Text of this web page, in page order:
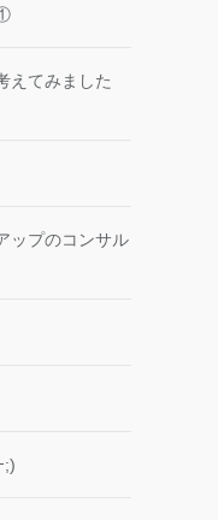
えてみました
ップのコンサル
;)